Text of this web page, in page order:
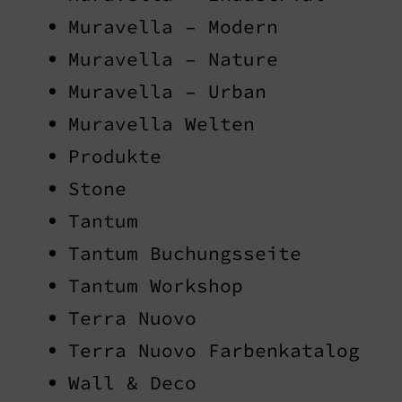
Muravella – Modern
Muravella – Nature
Muravella – Urban
Muravella Welten
Produkte
Stone
Tantum
Tantum Buchungsseite
Tantum Workshop
Terra Nuovo
Terra Nuovo Farbenkatalog
Wall & Deco